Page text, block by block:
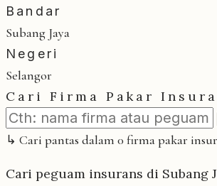
Bandar
Subang Jaya
Negeri
Selangor
Cari Firma Pakar
↳ Cari pantas dalam 0 firma pakar
Cari peguam insurans di Subang